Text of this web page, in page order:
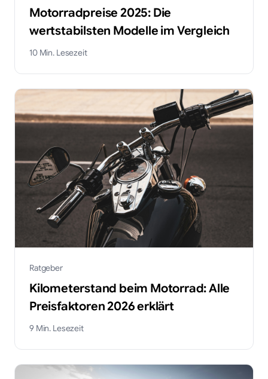
Motorradpreise 2025: Die
wertstabilsten Modelle im Vergleich
10Min. Lesezeit
Ratgeber
Kilometerstand beim Motorrad: Alle
Preisfaktoren 2026 erklärt
9 Min. Lesezeit